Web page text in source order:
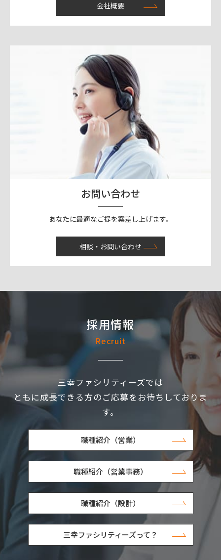
会社概要
お問い合わせ
あなたに最適なご提を案差し上げます。
相談・お問い合わせ
採用情報
Recruit
三幸ファシリティーズでは
ともに成長できる方のご応募をお待ちしておりま
す。
職種紹介（営業）
職種紹介（営業事務）
職種紹介（設計）
三幸ファシリティーズって？